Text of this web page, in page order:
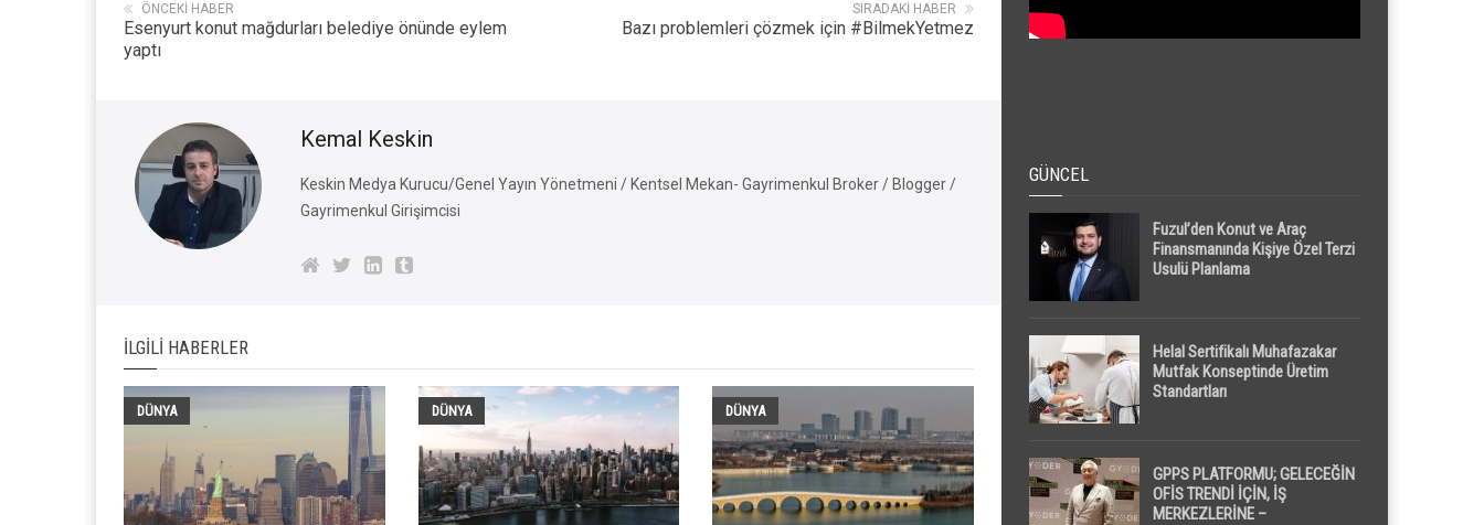
SIRADAKI HABER
Bazı problemleri çözmek için #BilmekYetmez
ÖNCEKI HABER
Esenyurt konut mağdurları belediye önünde eylem
yaptı
Kemal Keskin
Keskin Medya Kurucu/Genel Yayın Yönetmeni / Kentsel Mekan- Gayrimenkul Broker / Blogger /
Gayrimenkul Girişimcisi
İLGILI HABERLER
DÜNYA DÜNYA DÜNYA
GÜNCEL
Fuzul’den Konut ve Araç
Finansmanında Kişiye Özel Terzi
Usulü Planlama
Helal Sertifikalı Muhafazakar
Mutfak Konseptinde Üretim
Standartları
GPPS PLATFORMU; GELECEĞİN
OFİS TRENDİ İÇİN, İŞ
MERKEZLERİNE –